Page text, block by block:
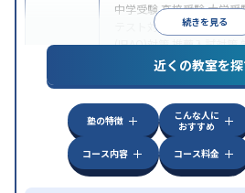
続きを見る
中学受験高校受験大学受
テスト対策
内申点対策
(旧AO)対策推薦入試対策
私大対策共通テスト
特徴
中高一貫校生に対応授業
オンライン対応 1科目
みの受講可
自習室あり
近くの教室を
塾の特徴
こんな人に
おすすめ
コース内容
コース料金